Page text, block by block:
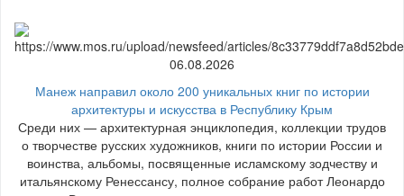
06.08.2026
Манеж направил около 200 уникальных книг по истории
архитектуры и искусства в Республику Крым
Среди них — архитектурная энциклопедия, коллекции трудов
о творчестве русских художников, книги по истории России и
воинства, альбомы, посвященные исламскому зодчеству и
итальянскому Ренессансу, полное собрание работ Леонардо